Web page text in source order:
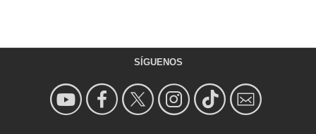
SÍGUENOS